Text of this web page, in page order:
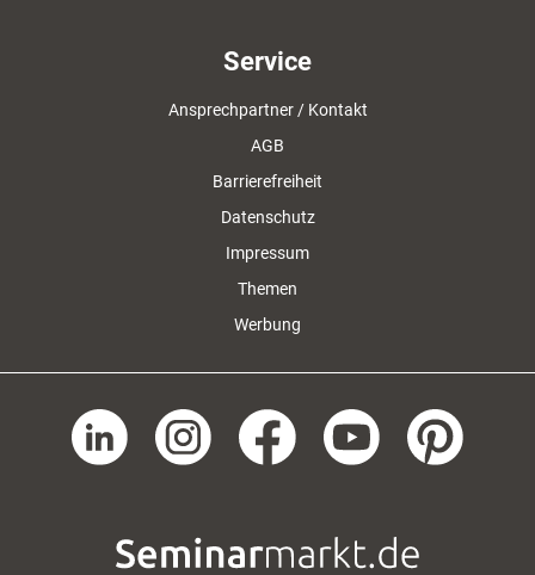
Service
Ansprechpartner / Kontakt
AGB
Barrierefreiheit
Datenschutz
Impressum
Themen
Werbung